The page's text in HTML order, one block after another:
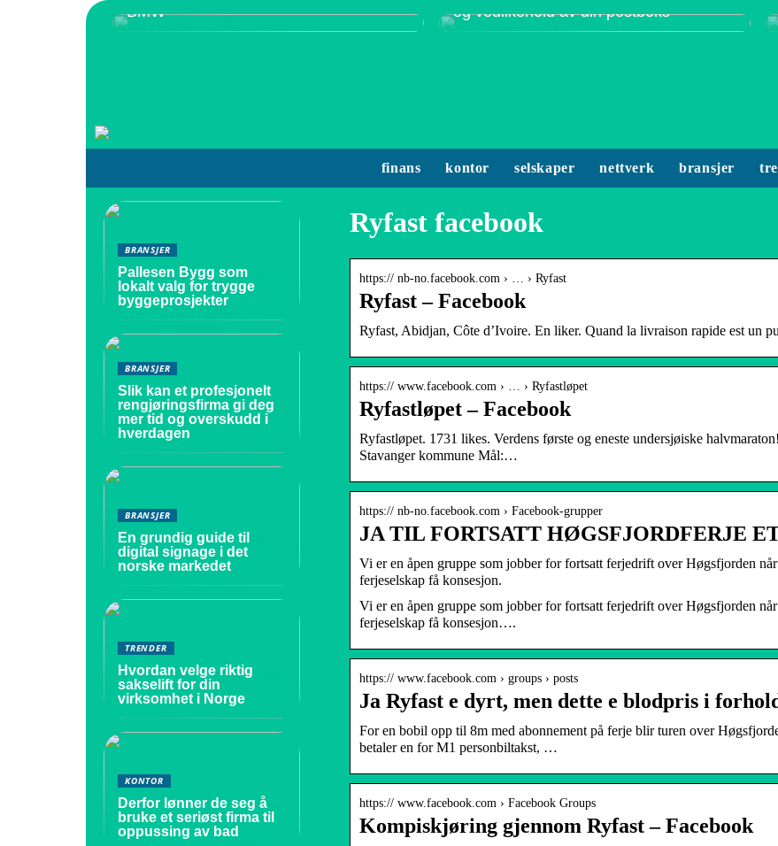
BMW
og vedlikehold av din postboks
finans kontor selskaper nettverk bransjer
Ryfast facebook
https:// nb-no.facebook.com › … › Ryfast
Ryfast – Facebook
Ryfast, Abidjan, Côte d’Ivoire. En liker. Quand la livraison rapide est un
https:// www.facebook.com › … › Ryfastløpet
Ryfastløpet – Facebook
Ryfastløpet. 1731 likes. Verdens første og eneste undersjøiske
Stavanger kommune Mål:…
https:// nb-no.facebook.com › Facebook-grupper
JA TIL FORTSATT HØGSFJORDFERJE
Vi er en åpen gruppe som jobber for fortsatt ferjedrift over Høgsfjorden
ferjeselskap få konsesjon.
Vi er en åpen gruppe som jobber for fortsatt ferjedrift over Høgsfjorden
ferjeselskap få konsesjon….
https:// www.facebook.com › groups › posts
Ja Ryfast e dyrt, men dette e blodpris i
For en bobil opp til 8m med abonnement på ferje blir turen over
betaler en for M1 personbiltakst, …
https:// www.facebook.com › Facebook Groups
Kompiskjøring gjennom Ryfast – Facebook
BRANSJER
Pallesen Bygg som
lokalt valg for trygge
byggeprosjekter
BRANSJER
Slik kan et profesjonelt
rengjøringsfirma gi deg
mer tid og overskudd i
hverdagen
BRANSJER
En grundig guide til
digital signage i det
norske markedet
TRENDER
Hvordan velge riktig
sakselift for din
virksomhet i Norge
KONTOR
Derfor lønner de seg å
bruke et seriøst firma til
oppussing av bad